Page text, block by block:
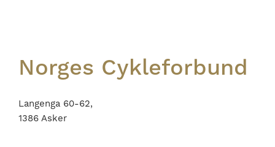
Norges Cykleforbund
Langenga 60-62,
1386 Asker